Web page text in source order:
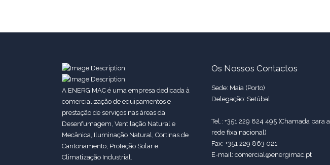
A ENERGIMAC é uma empresa dedicada à
comercialização de equipamentos e
prestação de serviços nas áreas da
Desenfumagem, Ventilação Natural e
Mecânica, Iluminação Natural, Cortinas de
Cantonamento, Proteção Solar e
Climatização Industrial.
Os Nossos Contactos
Sede: Maia (Porto)
Delegação: Setúbal
Tel.: +351 229 824 495 (Chamada para a
rede fixa nacional)
Fax: +351 229 863 021
E-mail: comercial@energimac.pt